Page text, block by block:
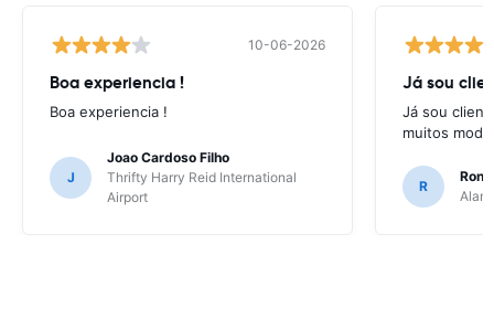
10-06-2026
Boa experiencia !
Boa experiencia !
J
Joao Cardoso Filho
Thrifty Harry Reid International
Airport
Já sou
Já sou
muitos
R